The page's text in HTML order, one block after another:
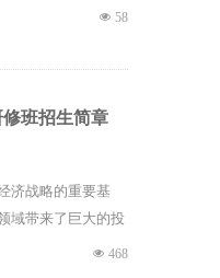
系统分析了最新
与培训服务奠定了
넶 58
班招生简章
济战略的重要基
域带来了巨大的投
展是复杂多变的，
넶 468